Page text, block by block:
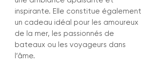
inspirante. Elle constitue également
un cadeau idéal pour les amoureux
de la mer, les passionnés de
bateaux ou les voyageurs dans
l’âme.